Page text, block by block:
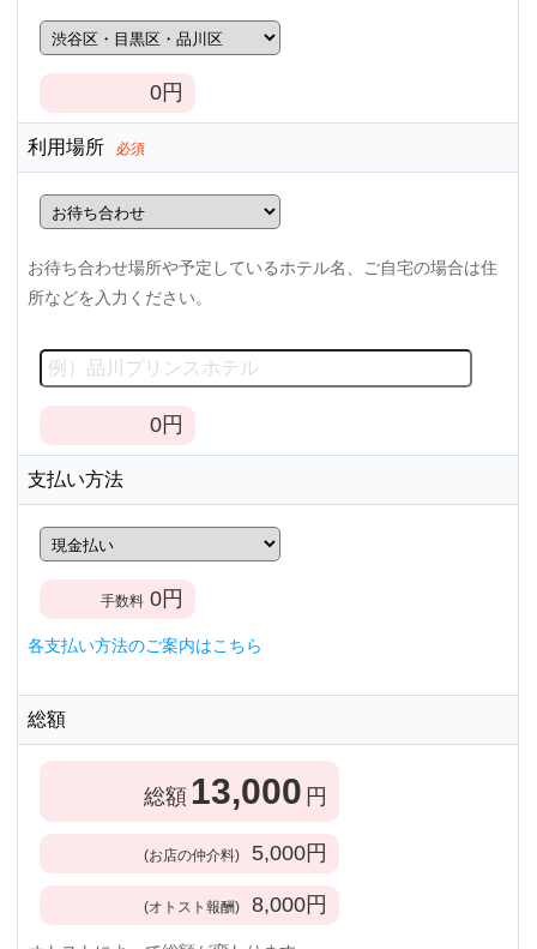
0円
利用場所 必須
お待ち合わせ場所や予定しているホテル名、ご自宅の場合は住
所などを入力ください。
0円
支払い方法
手数料 0円
各支払い方法のご案内はこちら
総額
総額 13,000 円
(お店の仲介料) 5,000円
(オトスト報酬) 8,000円